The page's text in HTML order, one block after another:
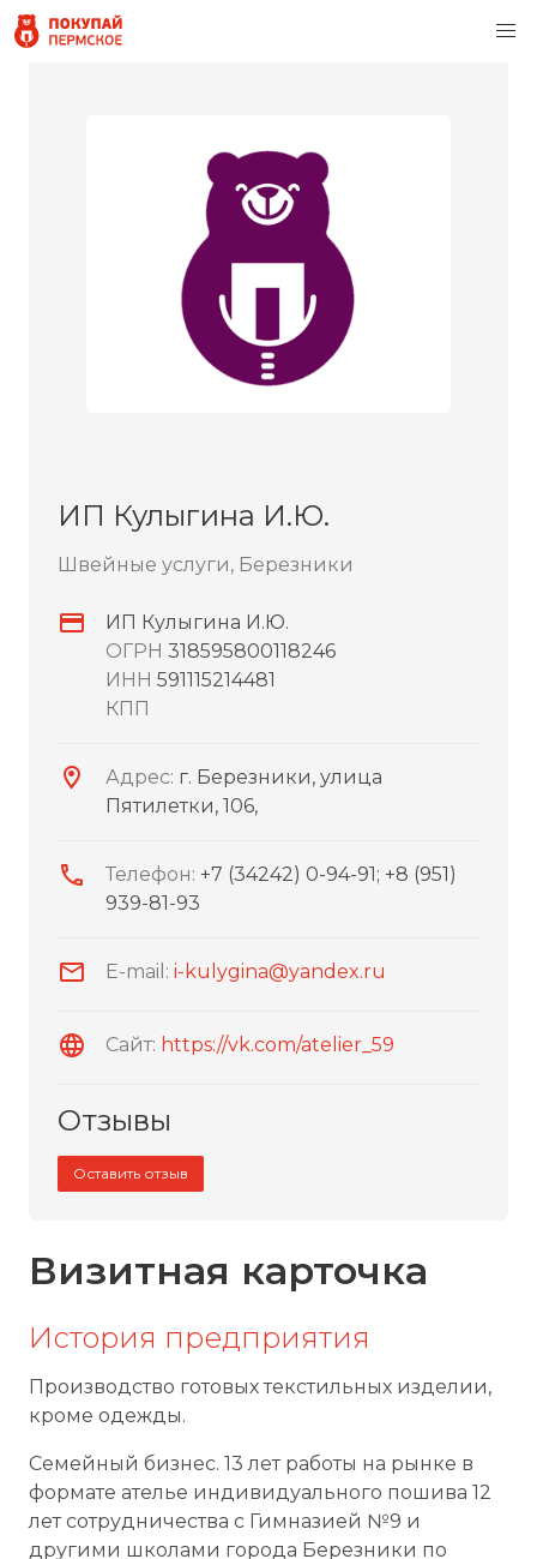
ИП Кулыгина И.Ю.
Швейные услуги, Березники
ИП Кулыгина И.Ю.
ОГРН 318595800118246
ИНН 591115214481
КПП
Адрес: г. Березники, улица
Пятилетки, 106,
Телефон: +7 (34242) 0-94-91; +8 (951)
939-81-93
E-mail: i-kulygina@yandex.ru
Сайт: https://vk.com/atelier_59
Отзывы
Оставить отзыв
Визитная карточка
История предприятия
Производство готовых текстильных изделии,
кроме одежды.
Семейный бизнес. 13 лет работы на рынке в
формате ателье индивидуального пошива 12
лет сотрудничества с Гимназией №9 и
другими школами города Березники по